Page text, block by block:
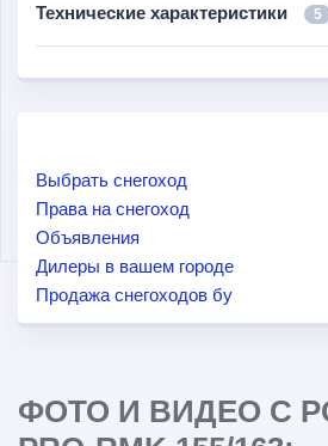
Технические характеристики 5
Выбрать снегоход
Права на снегоход
Объявления
Дилеры в вашем городе
Продажа снегоходов бу
ФОТО И ВИДЕО С